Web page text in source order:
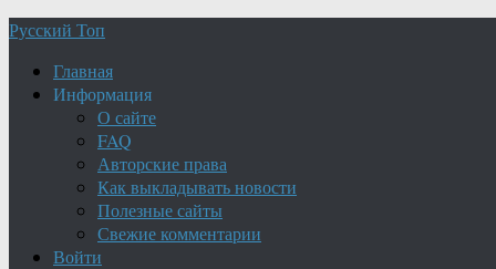
Русский Топ
Главная
Информация
О сайте
FAQ
Авторские права
Как выкладывать новости
Полезные сайты
Свежие комментарии
Войти